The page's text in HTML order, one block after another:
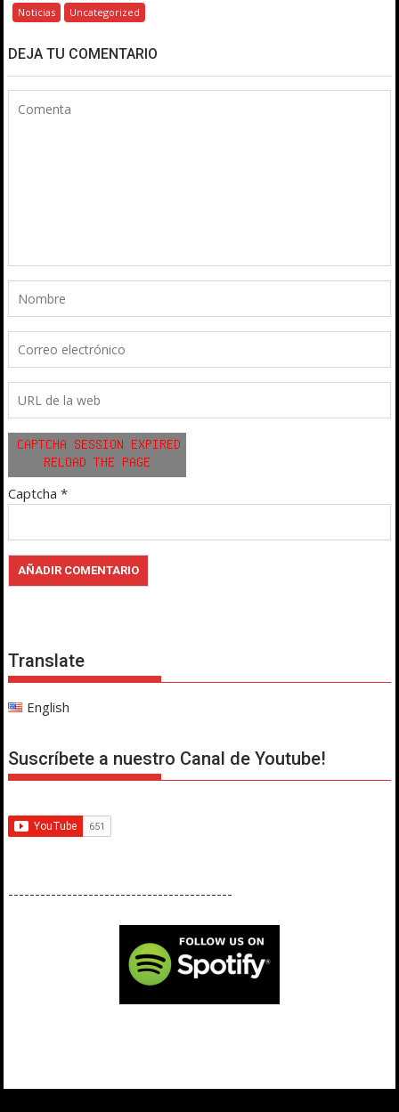
Noticias Uncategorized
DEJA TU COMENTARIO
Captcha *
Translate
English
Suscríbete a nuestro Canal de Youtube!
------------------------------------------